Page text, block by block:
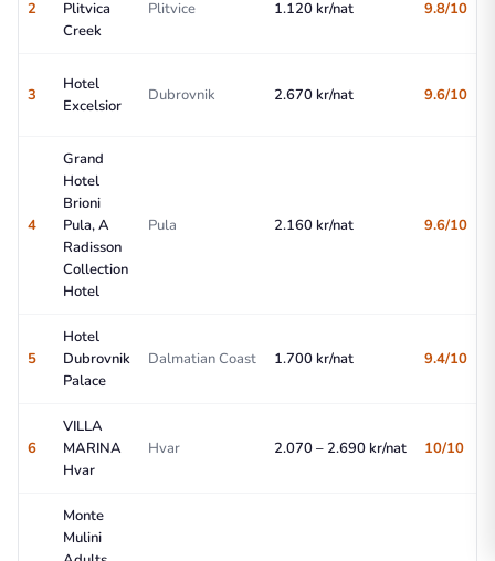
2
Plitvica
Creek
Plitvice 1.120 kr/nat 9.8/10
3
Hotel
Excelsior
Dubrovnik 2.670 kr/nat 9.6/10
4
Grand
Hotel
Brioni
Pula, A
Radisson
Collection
Hotel
Pula 2.160 kr/nat 9.6/10
5
Hotel
Dubrovnik
Palace
Dalmatian Coast 1.700 kr/nat 9.4/10
6
VILLA
MARINA
Hvar
Hvar 2.070 – 2.690 kr/nat 10/10
Monte
Mulini